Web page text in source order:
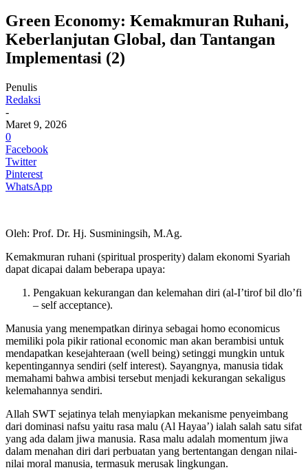
Green Economy: Kemakmuran Ruhani,
Keberlanjutan Global, dan Tantangan
Implementasi (2)
Penulis
Redaksi
-
Maret 9, 2026
0
Facebook
Twitter
Pinterest
WhatsApp
Oleh: Prof. Dr. Hj. Susminingsih, M.Ag.
Kemakmuran ruhani (spiritual prosperity) dalam ekonomi Syariah
dapat dicapai dalam beberapa upaya:
Pengakuan kekurangan dan kelemahan diri (al-I’tirof bil dlo’fi
– self acceptance).
Manusia yang menempatkan dirinya sebagai homo economicus
memiliki pola pikir rational economic man akan berambisi untuk
mendapatkan kesejahteraan (well being) setinggi mungkin untuk
kepentingannya sendiri (self interest). Sayangnya, manusia tidak
memahami bahwa ambisi tersebut menjadi kekurangan sekaligus
kelemahannya sendiri.
Allah SWT sejatinya telah menyiapkan mekanisme penyeimbang
dari dominasi nafsu yaitu rasa malu (Al Hayaa’) ialah salah satu sifat
yang ada dalam jiwa manusia. Rasa malu adalah momentum jiwa
dalam menahan diri dari perbuatan yang bertentangan dengan nilai-
nilai moral manusia, termasuk merusak lingkungan.